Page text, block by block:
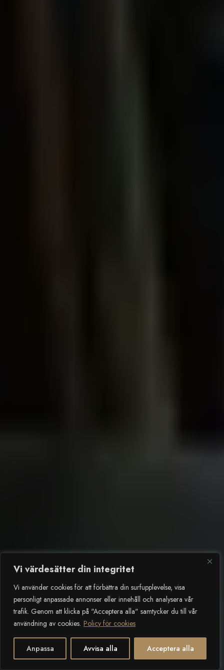
Vi värdesätter din integritet
Vi använder cookies för att förbättra din surfupplevelse, visa
personligt anpassade annonser eller innehåll och analysera vår
trafik. Genom att klicka på "Acceptera alla" samtycker du till vår
användning av cookies. Policy för cookies
Anpassa Avvisa alla Acceptera alla
Öppet